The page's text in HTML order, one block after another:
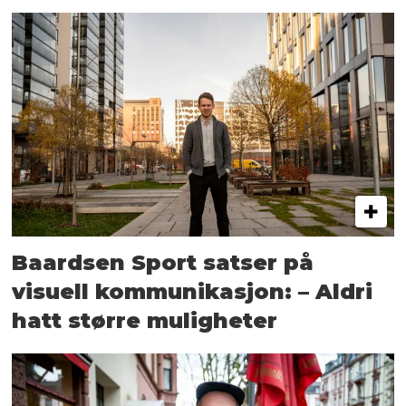
Baardsen Sport satser på
visuell kommunikasjon: – Aldri
hatt større muligheter